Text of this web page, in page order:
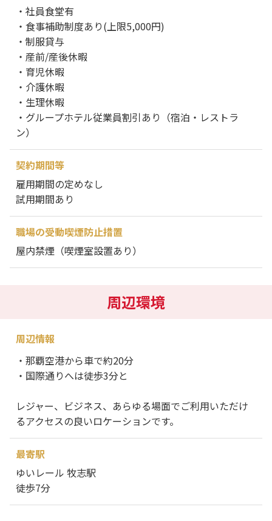
・社員食堂有
・食事補助制度あり(上限5,000円)
・制服貸与
・産前/産後休暇
・育児休暇
・介護休暇
・生理休暇
・グループホテル従業員割引あり（宿泊・レストラ
ン）
契約期間等
雇用期間の定めなし
試用期間あり
職場の受動喫煙防止措置
屋内禁煙（喫煙室設置あり）
周辺環境
周辺情報
・那覇空港から車で約20分
・国際通りへは徒歩3分と
レジャー、ビジネス、あらゆる場面でご利用いただけ
るアクセスの良いロケーションです。
最寄駅
ゆいレール 牧志駅
徒歩7分